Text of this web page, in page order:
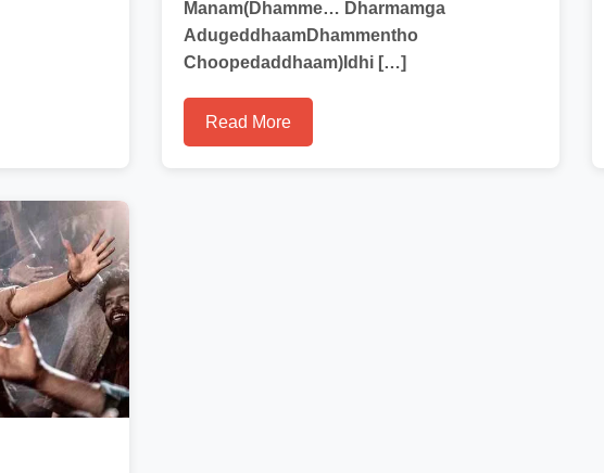
Manam(Dhamme… Dharmamga
AdugeddhaamDhammentho
Choopedaddhaam)Idhi […]
Read More